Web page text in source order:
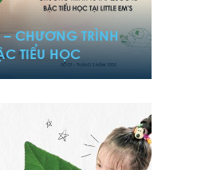
– CHƯƠNG TRÌNH
TIỂU HỌC